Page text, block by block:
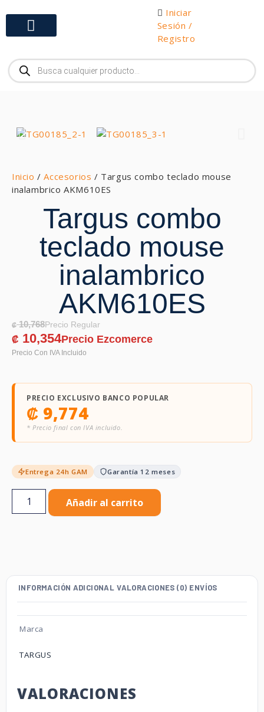
Iniciar
Sesión /
Registro
Inicio /Accesorios / Targus combo teclado mouse
inalambrico AKM610ES
Targus combo
teclado mouse
inalambrico
AKM610ES
₡10,768
₡ 10,354
PRECIO EXCLUSIVO BANCO POPULAR
₡ 9,774
* Precio final con IVA incluido.
Entrega 24h GAM Garantía 12 meses
Añadir al carrito
INFORMACIÓN ADICIONAL VALORACIONES (0) ENVÍOS
Marca
TARGUS
VALORACIONES